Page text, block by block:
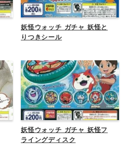
妖怪ウォッチ ガチャ 妖怪と
りつきシール
妖怪ウォッチ ガチャ 妖怪フ
ライングディスク